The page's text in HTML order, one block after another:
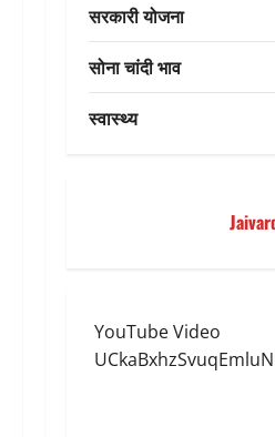
सरकारी योजना
सोना चांदी भाव
स्वास्थ्य
YouTube Video